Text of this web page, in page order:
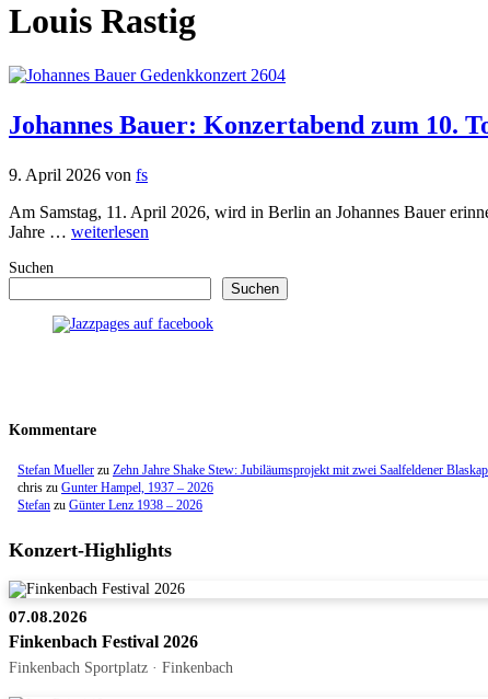
Louis Rastig
Johannes Bauer: Konzertabend zum 10.
9. April 2026 von fs
Am Samstag, 11. April 2026, wird in Berlin an Johannes Bauer
Jahre … weiterlesen
Suchen
Suchen
Kommentare
Stefan Mueller zu Zehn Jahre Shake Stew: Jubiläumsprojekt mit zwei Saalfeldener
chris zu Gunter Hampel, 1937 – 2026
Stefan zu Günter Lenz 1938 – 2026
Konzert-Highlights
07.08.2026
Finkenbach Festival 2026
Finkenbach Sportplatz · Finkenbach